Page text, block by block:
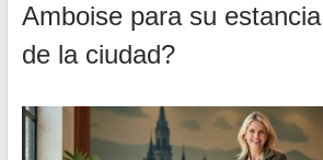
Amboise para su
de la ciudad?